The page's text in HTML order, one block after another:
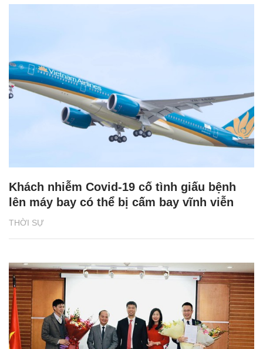
THỜI SỰ
Khách nhiễm Covid-19 cố tình giấu bệnh
lên máy bay có thể bị cấm bay vĩnh viễn